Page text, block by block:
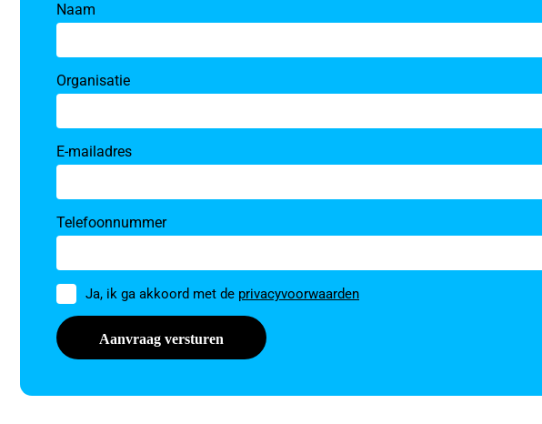
Naam
Organisatie
E-mailadres
Telefoonnummer
Toestemming
Ja, ik ga akkoord met de privacyvoorwaarden